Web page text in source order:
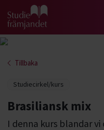
Gå till studiefrämjandets
Tillbaka
Studiecirkel/kurs
Brasiliansk mix
I denna kurs blandar